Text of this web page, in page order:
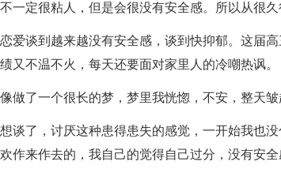
一定很粘人，但是会很没有安全感。所以从很
爱谈到越来越没有安全感，谈到快抑郁。这届
又不温不火，每天还要面对家里人的冷嘲热讽。
做了一个很长的梦，梦里我恍惚，不安，整天皱
谈了，讨厌这种患得患失的感觉，一开始我也
作来作去的，我自己的觉得自己过分，没有安全